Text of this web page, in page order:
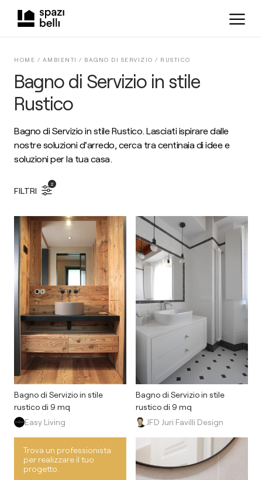
Bagno di Servizio in stile
Rustico
HOME / AMBIENTI / BAGNO DI SERVIZIO / RUSTICO
Bagno di Servizio in stile Rustico. Lasciati ispirare dalle
nostre soluzioni d'arredo, cerca tra centinaia di idee e
soluzioni per la tua casa.
FILTRI
2
Bagno di Servizio in stile
rustico di 9 mq
Easy Living
Trova un professionista
per realizzare il tuo
progetto.
Bagno di Servizio in stile
rustico di 9 mq
JFD Juri Favilli Design